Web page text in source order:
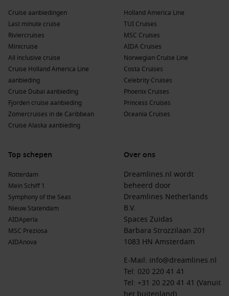
Seizoensgebonden aanbiedingen voor deze
bestemming
Port Canaveral is een bestemming die je het hele jaar door
kunt bezoeken. Toch merk je in aanbiedingen en prijzen
duidelijke seizoenspatronen:
Voorjaar
– Fijne temperaturen en vaak aantrekkelijke deals
buiten de piekweken.
Zomer– Hoogseizoen, vooral populair bij gezinnen; vroeg
boeken loont.
ideaal als je de kou wilt ontlopen.
Wil je besparen? Kijk dan naar afvaarten net voor of net na
schoolvakanties. En als je flexibel bent met datum en
huttype, kun je soms extra scherp boeken.
Kosten van cruisen naar deze bestemming
De totale kosten hangen af van reisduur, rederij, schip en
huttype. Als richtlijn kun je vaak rekening houden met:
Cruise aanbiedingen
Last minute cruise
Riviercruises
Minicruise
All inclusive cruise
Cruise Holland America Line
aanbieding
Cruise Dubai aanbieding
Fjorden cruise aanbieding
Zomercruises in de Caribbean
Cruise Alaska aanbieding
Holland America Line
TUI Cruises
MSC Cruises
AIDA Cruises
Norwegian Cruise Line
Costa Cruises
Celebrity Cruises
Phoenix Cruises
Princess Cruises
Oceania Cruises
Top schepen
Rotterdam
Mein Schiff 1
Symphony of the Seas
Nieuw Statendam
AIDAperla
MSC Preziosa
AIDAnova
Over ons
Dreamlines.nl wordt
beheerd door
Dreamlines Netherlands
B.V.
Spaces Zuidas
Barbara Strozzilaan 201
1083 HN Amsterdam
E-Mail: info@dreamlines.nl
Tel: 020 220 41 41
Tel: +31 20 220 41 41 (Vanuit